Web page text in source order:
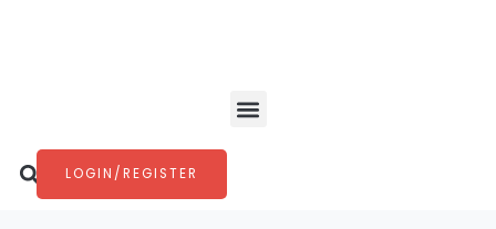
Menu
Search
LOGIN/REGISTER